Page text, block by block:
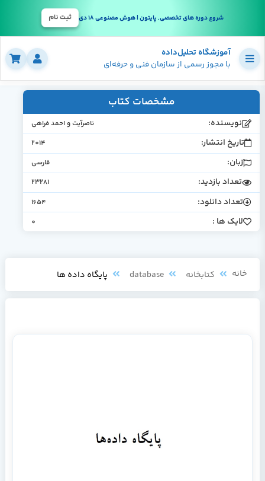
شروع دوره های تخصصی, پایتون | هوش مصنوعی 18 دی ثبت نام
آموزشگاه تحلیل‌داده
با مجوز رسمی از سازمان فنی و حرفه‌ای
مشخصات کتاب
نویسنده: ناصرآیت و احمد فراهی
تاریخ انتشار: 2014
زبان: فارسی
تعداد بازدید: 23281
تعداد دانلود: 1654
لایک ها : 0
خانه کتابخانه database پایگاه داده ها